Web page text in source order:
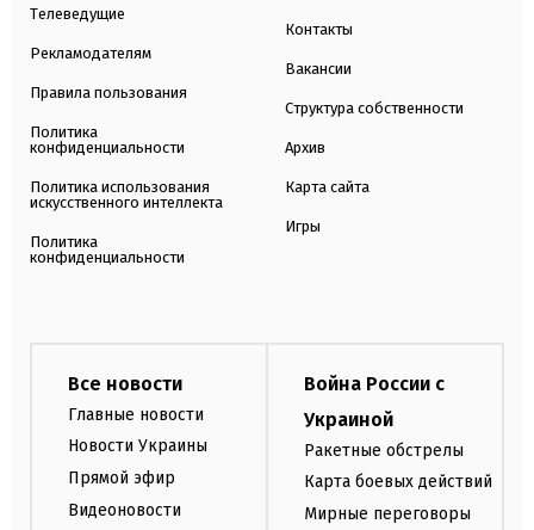
Телеведущие
Рекламодателям
Правила пользования
Политика
конфиденциальности
Политика использования
искусственного интеллекта
Политика
конфиденциальности
Контакты
Вакансии
Структура собственности
Архив
Карта сайта
Игры
Все новости
Главные новости
Новости Украины
Прямой эфир
Видеоновости
Война России с
Украиной
Ракетные обстрелы
Карта боевых действий
Мирные переговоры